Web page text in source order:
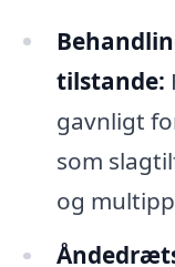
tilstande:
gavnligt
som
og